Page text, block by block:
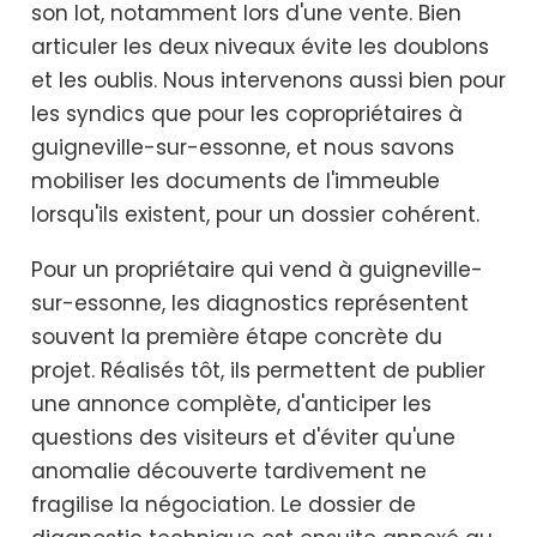
son lot, notamment lors d'une vente. Bien
articuler les deux niveaux évite les doublons
et les oublis. Nous intervenons aussi bien pour
les syndics que pour les copropriétaires à
guigneville-sur-essonne, et nous savons
mobiliser les documents de l'immeuble
lorsqu'ils existent, pour un dossier cohérent.
Pour un propriétaire qui vend à guigneville-
sur-essonne, les diagnostics représentent
souvent la première étape concrète du
projet. Réalisés tôt, ils permettent de publier
une annonce complète, d'anticiper les
questions des visiteurs et d'éviter qu'une
anomalie découverte tardivement ne
fragilise la négociation. Le dossier de